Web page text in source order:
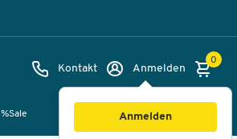
Kontakt Anmelden
Anmelden
0
%Sale
360°-Ansicht